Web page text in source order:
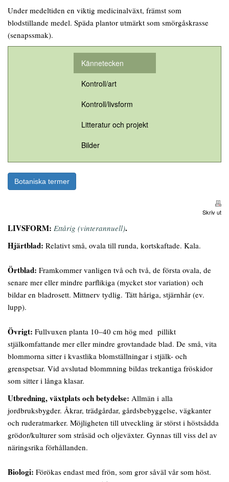
Under medeltiden en viktig medicinalväxt, främst som
blodstillande medel. Späda plantor utmärkt som smörgåskrasse
(senapssmak).
Kännetecken
Kontroll/art
Kontroll/livsform
Litteratur och projekt
Bilder
Botaniska termer
Skriv ut
LIVSFORM: Ettårig (vinterannuell).
Hjärtblad: Relativt små, ovala till runda, kortskaftade. Kala.
Örtblad: Framkommer vanligen två och två, de första ovala, de
senare mer eller mindre parflikiga (mycket stor variation) och
bildar en bladrosett. Mittnerv tydlig. Tätt håriga, stjärnhår (ev.
lupp).
Övrigt: Fullvuxen planta 10–40 cm hög med pillikt
stjälkomfattande mer eller mindre grovtandade blad. De små, vita
blommorna sitter i kvastlika blomställningar i stjälk- och
grenspetsar. Vid avslutad blommning bildas trekantiga fröskidor
som sitter i långa klasar.
Utbredning, växtplats och betydelse: Allmän i alla
jordbruksbygder. Åkrar, trädgårdar, gårdsbebyggelse, vägkanter
och ruderatmarker. Möjligheten till utveckling är störst i höstsådda
grödor/kulturer som stråsäd och oljeväxter. Gynnas till viss del av
näringsrika förhållanden.
Biologi: Förökas endast med frön, som gror såväl vår som höst.